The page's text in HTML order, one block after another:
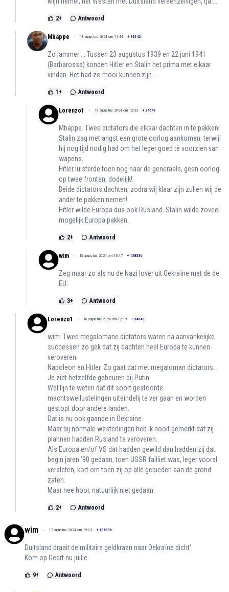
2+ Antwoord
Mbappe 18 augustus 2024 om 11:44 + 93142
Zo jammer ... Tussen 23 augustus 1939 en 22 juni 1941
(Barbarossa) konden Hitler en Stalin het prima met elkaar
vinden. Het had zo mooi kunnen zijn ....
1 + Antwoord
Lorenzo1 18 augustus 2024 om 12:33 + 34549
Mbappe. Twee dictators die elkaar dachten in te pakken!
Stalin zag met angst een grote oorlog aankomen, terwijl
hij nog tijd nodig had om het leger goed te voorzien van
wapens.
Hitler luisterde toen nog naar de generaals, geen oorlog
op twee fronten, dodelijk!
Beide dictators dachten, zodra wij klaar zijn zullen wij de
ander te pakken nemen!
Hitler wilde Europa dus ook Rusland. Stalin wilde zoveel
mogelijk Europa pakken.
2+ Antwoord
wim 18 augustus 2024 om 13:47 + 138336
Zeg maar zo als nu de Nazi lover uit Oekraïne met de de
EU.
3+ Antwoord
Lorenzo1 18 augustus 2024 om 12:19 + 34549
wim. Twee megalomane dictators waren na aanvankelijke
successen zo gek dat zij dachten heel Europa te kunnen
veroveren.
Napoleon en Hitler. Zo gaat dat met megaloman dictators.
Je ziet hetzelfde gebeuren bij Putin.
Wel fijn te weten dat dit soort gestoorde
machtswellustelingen uiteindelij te ver gaan en worden
gestopt door andere landen.
Dat is nu ook gaande in Oekraine.
Maar bij normale westerlingen heb ik nooit gemerkt dat zij
plannen hadden Rusland te veroveren.
Als Europa en/of VS dat hadden gewild dan hadden zij dat
begin jaren '90 gedaan, toen USSR failliet was, leger vooral
versleten, kort om toen zij op alle gebieden aan de grond
zaten.
Maar nee hoor, natuurlijk niet gedaan.
2+ Antwoord
wim 17 augustus 2024 om 19:03 + 138336
Duitsland draait de militaire geldkraan naar Oekraïne dicht’
Kom op Geert nu jullie.
9+ Antwoord